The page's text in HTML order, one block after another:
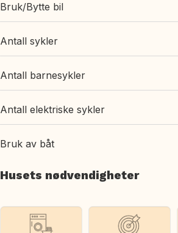
Bruk/Bytte bil
Antall sykler
Antall barnesykler
Antall elektriske sykler
Bruk av båt
Husets nødvendigheter